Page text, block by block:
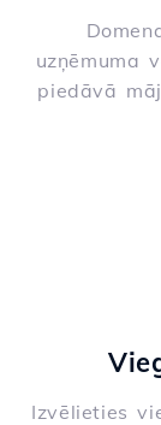
uzņēmuma
piedāvā
Izvēlieties